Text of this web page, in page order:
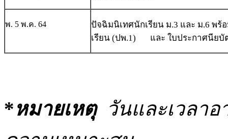
พ. 5 พ.ค. 64
ปัจฉิมนิเทศนักเรียน ม.3 และ ม.6 พร้
เรียน (ปพ.1) และ ใบประกาศนียบั
*หมายเหตุวันและเวลาอ